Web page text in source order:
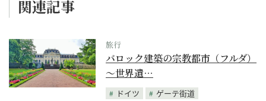
関連記事
旅行
バロック建築の宗教都市（フルダ）
～世界遺…
ドイツ
ゲーテ街道